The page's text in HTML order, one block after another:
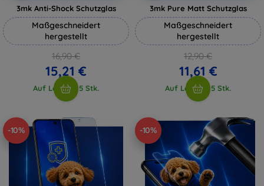
3mk Anti-Shock Schutzglas
Maßgeschneidert
hergestellt
16,90 €
15,21 €
Auf Lager > 5 Stk.
3mk Pure Matt Schutzglas
Maßgeschneidert
hergestellt
12,90 €
11,61 €
Auf Lager > 5 Stk.
-10% -10%